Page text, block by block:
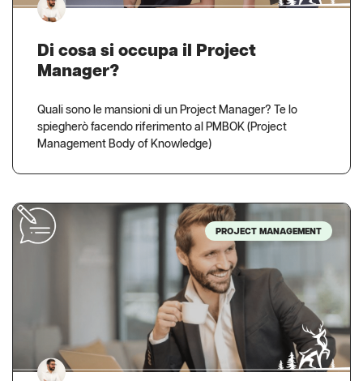
Di cosa si occupa il Project
Manager?
Quali sono le mansioni di un Project Manager? Te lo
spiegherò facendo riferimento al PMBOK (Project
Management Body of Knowledge)
PROJECT MANAGEMENT